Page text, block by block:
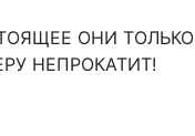
ОНИ ТОЛЬКО
НЕПРОКАТИТ!